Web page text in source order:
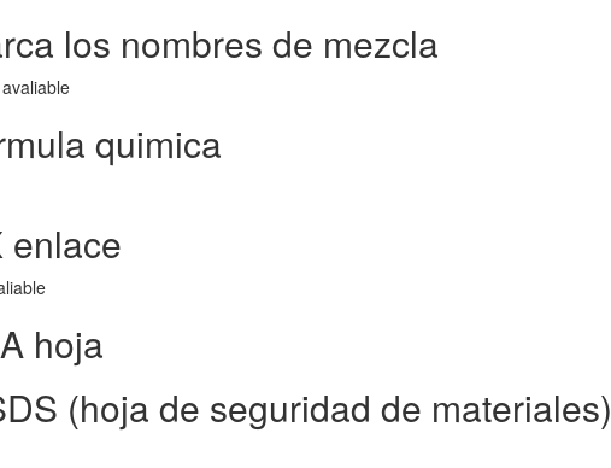
los nombres de mezcla
quimica
enlace
hoja
(hoja de seguridad de materiales)